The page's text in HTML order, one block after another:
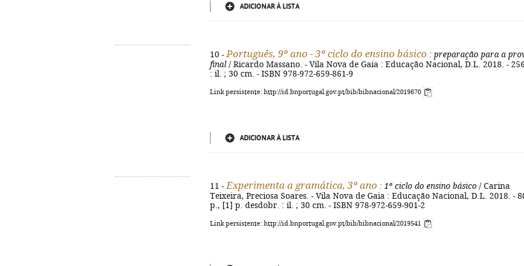
ADICIONAR À LISTA
10 - Português, 9º ano - 3º ciclo do ensino básico : preparação para a
final / Ricardo Massano. - Vila Nova de Gaia : Educação Nacional, D.L. 2018. -
: il. ; 30 cm. - ISBN 978-972-659-861-9
Link persistente: http://id.bnportugal.gov.pt/bib/bibnacional/2019670
ADICIONAR À LISTA
11 - Experimenta a gramática, 3º ano : 1º ciclo do ensino básico / Carina
Teixeira, Preciosa Soares. - Vila Nova de Gaia : Educação Nacional, D.L. 2018. -
p., [1] p. desdobr. : il. ; 30 cm. - ISBN 978-972-659-901-2
Link persistente: http://id.bnportugal.gov.pt/bib/bibnacional/2019541